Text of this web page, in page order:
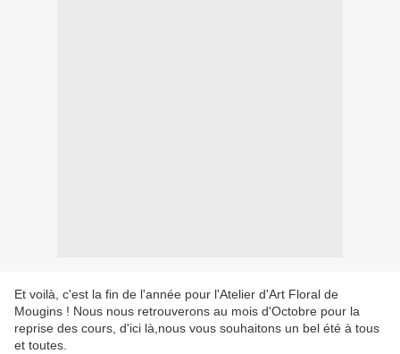
Et voilà, c'est la fin de l'année pour l'Atelier d'Art Floral de
Mougins ! Nous nous retrouverons au mois d'Octobre pour la
reprise des cours, d'ici là,nous vous souhaitons un bel été à tous
et toutes.